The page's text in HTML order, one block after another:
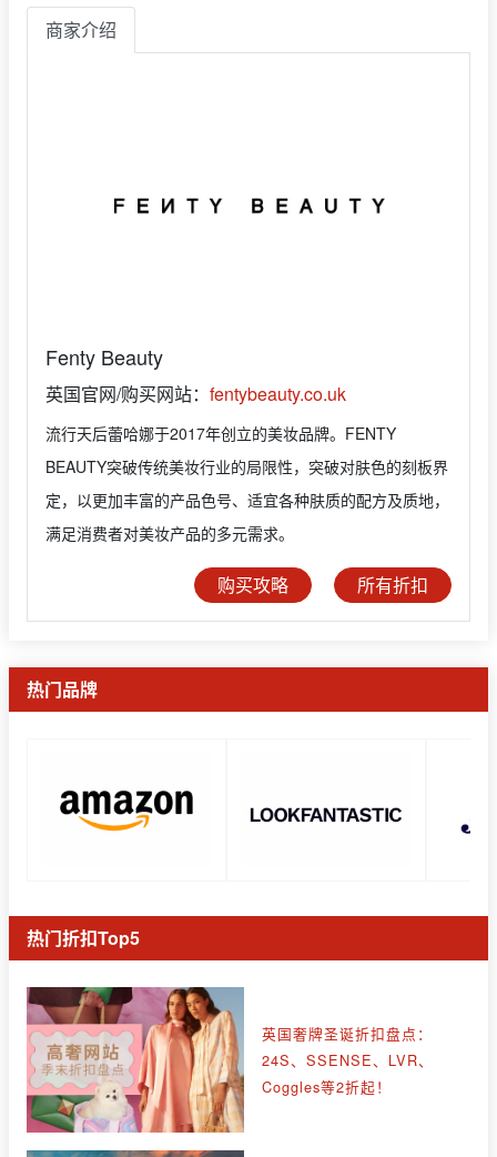
商家介绍
Fenty Beauty
英国官网/购买网站： fentybeauty.co.uk
流行天后蕾哈娜于2017年创立的美妆品牌。FENTY
BEAUTY突破传统美妆行业的局限性，突破对肤色的刻板界
定，以更加丰富的产品色号、适宜各种肤质的配方及质地，
满足消费者对美妆产品的多元需求。
购买攻略 所有折扣
热门品牌
热门折扣Top5
英国奢牌圣诞折扣盘点：
24S、SSENSE、LVR、
Coggles等2折起！